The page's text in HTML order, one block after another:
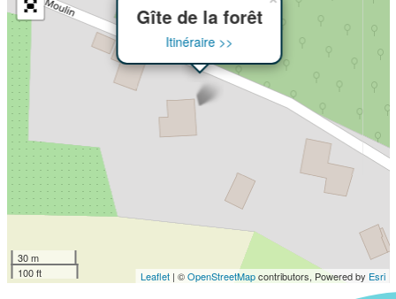
Gîte de la forêt
Itinéraire >>
30 m
100 ft
Leaflet| ©OpenStreetMapcontributors, Powered by Esri